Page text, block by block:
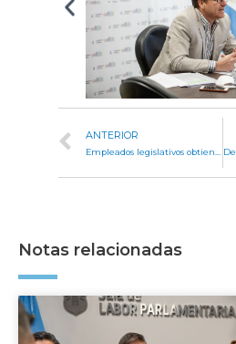
ANTERIOR
Notas relacionadas